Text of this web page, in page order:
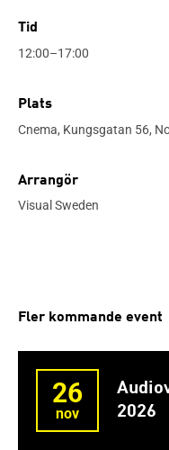
Tid
12:00–17:00
Plats
Cnema, Kungsgatan 56,
Arrangör
Visual Sweden
Fler kommande event
26
nov
2026